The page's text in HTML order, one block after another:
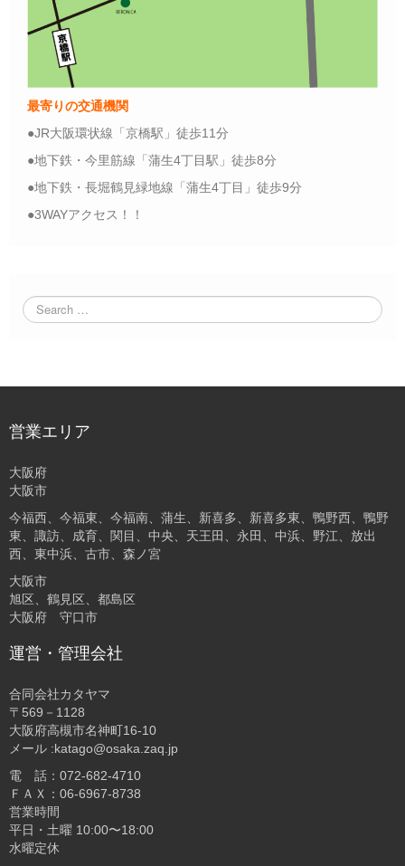
最寄りの交通機関
●JR大阪環状線「京橋駅」徒歩11分
●地下鉄・今里筋線「蒲生4丁目駅」徒歩8分
●地下鉄・長堀鶴見緑地線「蒲生4丁目」徒歩9分
●3WAYアクセス！！
営業エリア
大阪府
大阪市
今福西、今福東、今福南、蒲生、新喜多、新喜多東、鴨野西、鴨野
東、諏訪、成育、関目、中央、天王田、永田、中浜、野江、放出
西、東中浜、古市、森ノ宮
大阪市
旭区、鶴見区、都島区
大阪府 守口市
運営・管理会社
合同会社カタヤマ
〒569－1128
大阪府高槻市名神町16-10
メール :katago@osaka.zaq.jp
電 話：072-682-4710
ＦＡＸ：06-6967-8738
営業時間
平日・土曜 10:00〜18:00
水曜定休